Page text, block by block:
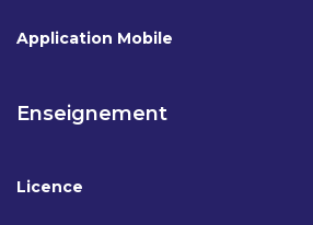
Application Mobile
Enseignement
Licence